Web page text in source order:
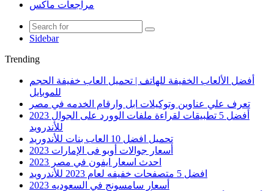
مراجعات ماكس
Sidebar
Trending
أفضل الألعاب الخفيفة للهاتف | تحميل العاب خفيفة الحجم
للموبايل
تعرف علي عناوين وتوكيلات ابل وارقام الخدمه في مصر
أفضل 5 تطبيقات لقراءة ملفات الوورد على الجوال 2023
للأندرويد
تحميل افضل 10 العاب بنات للأندوريد
أسعار جوالات أوبو فى الإمارات 2023
احدث اسعار ايفون في مصر 2023
افضل 5 متصفحات خفيفه لعام 2023 للأندرويد
أسعار سامسونج في السعوديه 2023